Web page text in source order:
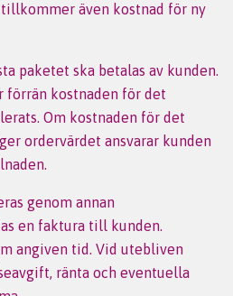
även kostnad för ny
paketet ska betalas av kunden.
förrän kostnaden för det
Om kostnaden för det
ordervärdet ansvarar kunden
genom annan
en faktura till kunden.
angiven tid. Vid utebliven
ränta och eventuella